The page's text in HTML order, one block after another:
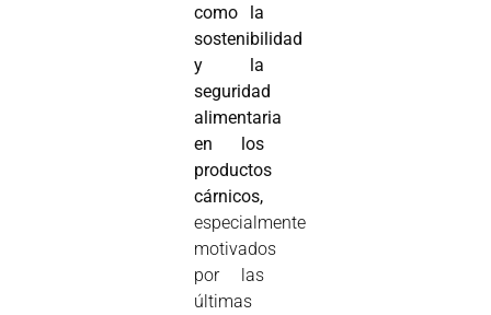
como la
sostenibilidad
y la
seguridad
alimentaria
en los
productos
cárnicos,
especialmente
motivados
por las
últimas